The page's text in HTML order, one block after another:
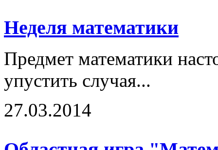
Неделя математики
Предмет математики
упустить случая...
27.03.2014